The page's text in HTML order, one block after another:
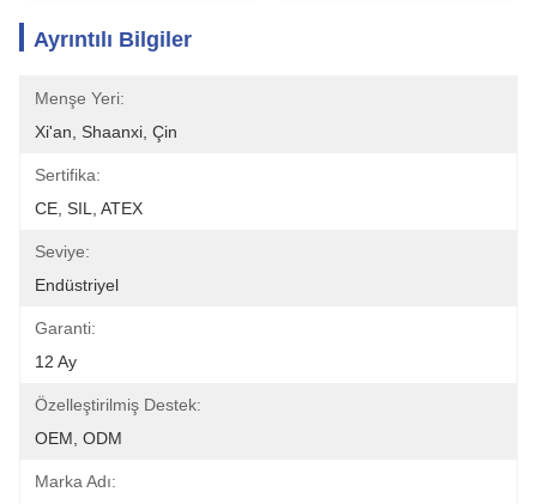
Ayrıntılı Bilgiler
Menşe Yeri:
Xi'an, Shaanxi, Çin
Sertifika:
CE, SIL, ATEX
Seviye:
Endüstriyel
Garanti:
12 Ay
Özelleştirilmiş Destek:
OEM, ODM
Marka Adı: